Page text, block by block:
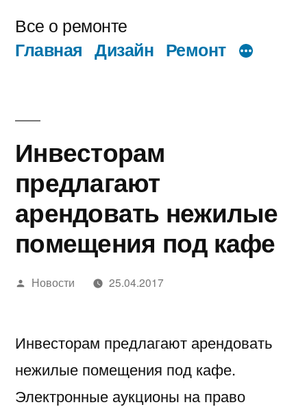
содержимому
Все о ремонте
Главная Дизайн Ремонт
Инвесторам
предлагают
арендовать нежилые
помещения под кафе
Написано
Новости 25.04.2017
Инвесторам предлагают арендовать
нежилые помещения под кафе.
Электронные аукционы на право